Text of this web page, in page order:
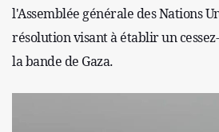
l'Assemblée générale des Nations
résolution visant à établir un
la bande de Gaza.